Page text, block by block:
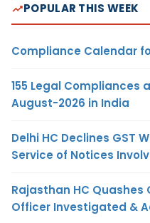
POPULAR THIS WEEK
Compliance Calendar
155 Legal Compliances
August-2026 in India
Delhi HC Declines GST
Service of Notices
Rajasthan HC Quashes
Officer Investigated &